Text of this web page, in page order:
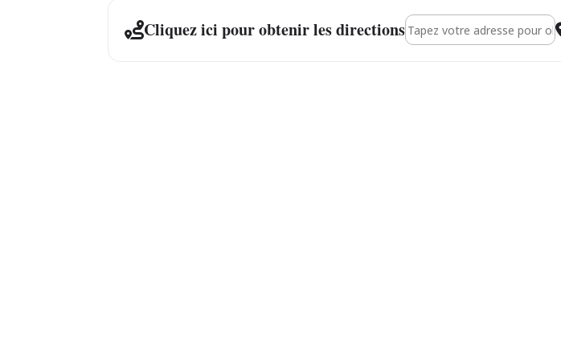
Cliquez ici pour obtenir les directionsAddress - Awa Ly [y6XyENWdF]